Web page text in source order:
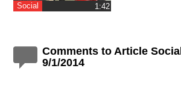
Social ‎1:42
Comments to Article
9/1/2014